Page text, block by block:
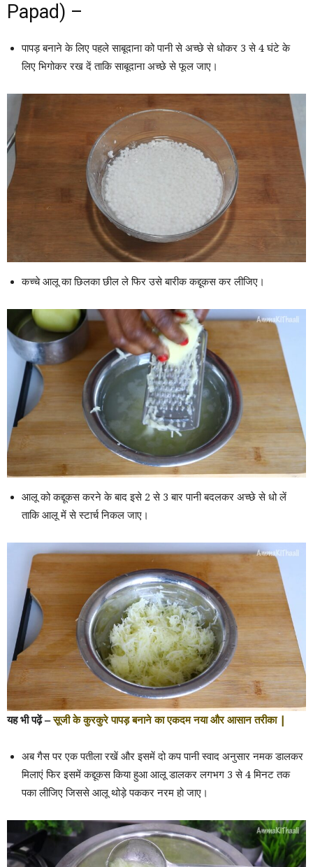
Papad) –
पापड़ बनाने के लिए पहले साबूदाना को पानी से अच्छे से धोकर 3 से 4 घंटे के
लिए भिगोकर रख दें ताकि साबूदाना अच्छे से फूल जाए।
कच्चे आलू का छिलका छील ले फिर उसे बारीक कद्दूकस कर लीजिए।
आलू को कद्दूकस करने के बाद इसे 2 से 3 बार पानी बदलकर अच्छे से धो लें
ताकि आलू में से स्टार्च निकल जाए।
यह भी पढ़ें – सूजी के कुरकुरे पापड़ बनाने का एकदम नया और आसान तरीका |
अब गैस पर एक पतीला रखें और इसमें दो कप पानी स्वाद अनुसार नमक डालकर
मिलाएं फिर इसमें कद्दूकस किया हुआ आलू डालकर लगभग 3 से 4 मिनट तक
पका लीजिए जिससे आलू थोड़े पककर नरम हो जाए।